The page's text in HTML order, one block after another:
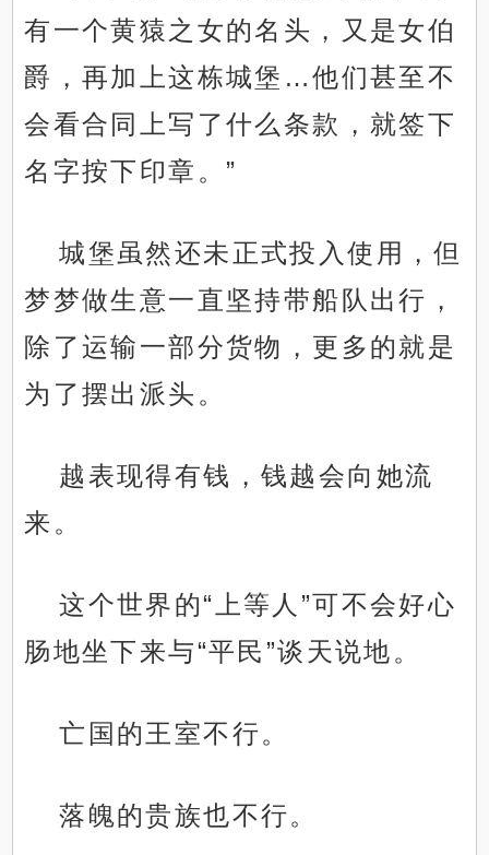
有一个黄猿之女的名头，又是女伯
爵，再加上这栋城堡…他们甚至不
会看合同上写了什么条款，就签下
名字按下印章。”
城堡虽然还未正式投入使用，但
梦梦做生意一直坚持带船队出行，
除了运输一部分货物，更多的就是
为了摆出派头。
越表现得有钱，钱越会向她流
来。
这个世界的“上等人”可不会好心
肠地坐下来与“平民”谈天说地。
亡国的王室不行。
落魄的贵族也不行。